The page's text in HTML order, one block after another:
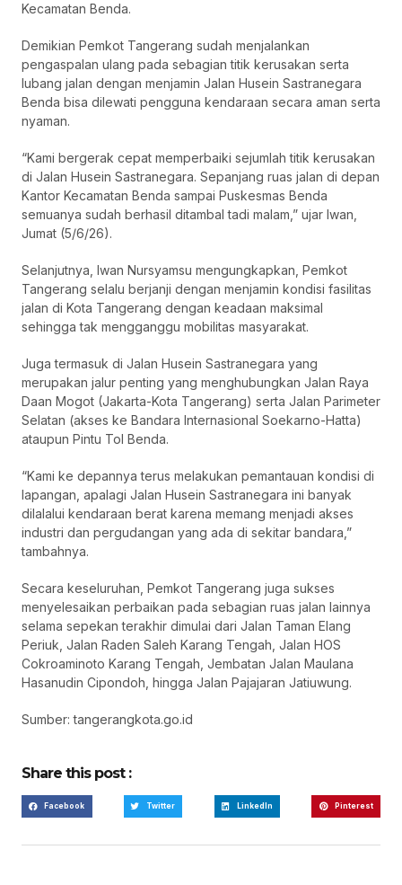
Kecamatan Benda.
Demikian Pemkot Tangerang sudah menjalankan
pengaspalan ulang pada sebagian titik kerusakan serta
lubang jalan dengan menjamin Jalan Husein Sastranegara
Benda bisa dilewati pengguna kendaraan secara aman serta
nyaman.
“Kami bergerak cepat memperbaiki sejumlah titik kerusakan
di Jalan Husein Sastranegara. Sepanjang ruas jalan di depan
Kantor Kecamatan Benda sampai Puskesmas Benda
semuanya sudah berhasil ditambal tadi malam,” ujar Iwan,
Jumat (5/6/26).
Selanjutnya, Iwan Nursyamsu mengungkapkan, Pemkot
Tangerang selalu berjanji dengan menjamin kondisi fasilitas
jalan di Kota Tangerang dengan keadaan maksimal
sehingga tak mengganggu mobilitas masyarakat.
Juga termasuk di Jalan Husein Sastranegara yang
merupakan jalur penting yang menghubungkan Jalan Raya
Daan Mogot (Jakarta-Kota Tangerang) serta Jalan Parimeter
Selatan (akses ke Bandara Internasional Soekarno-Hatta)
ataupun Pintu Tol Benda.
“Kami ke depannya terus melakukan pemantauan kondisi di
lapangan, apalagi Jalan Husein Sastranegara ini banyak
dilalalui kendaraan berat karena memang menjadi akses
industri dan pergudangan yang ada di sekitar bandara,”
tambahnya.
Secara keseluruhan, Pemkot Tangerang juga sukses
menyelesaikan perbaikan pada sebagian ruas jalan lainnya
selama sepekan terakhir dimulai dari Jalan Taman Elang
Periuk, Jalan Raden Saleh Karang Tengah, Jalan HOS
Cokroaminoto Karang Tengah, Jembatan Jalan Maulana
Hasanudin Cipondoh, hingga Jalan Pajajaran Jatiuwung.
Sumber: tangerangkota.go.id
Share this post :
Facebook Twitter LinkedIn Pinterest